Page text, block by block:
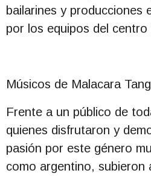
bailarines y producciones
por los equipos del centro
Músicos de Malacara
Frente a un público de
quienes disfrutaron y
pasión por este género
como argentino, subieron